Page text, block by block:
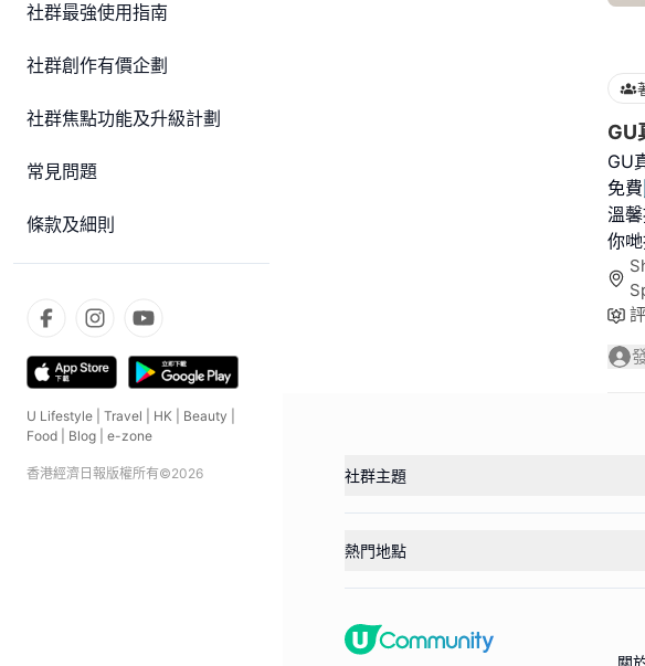
社群最強使用指南
社群創作有價企劃
社群焦點功能及升級計劃
常見問題
條款及細則
U Lifestyle Travel HK Beauty
Food
Blog e-zone
香港經濟日報版權所有©2026
GU
GU
免
溫
你
社群主題
熱門地點
關